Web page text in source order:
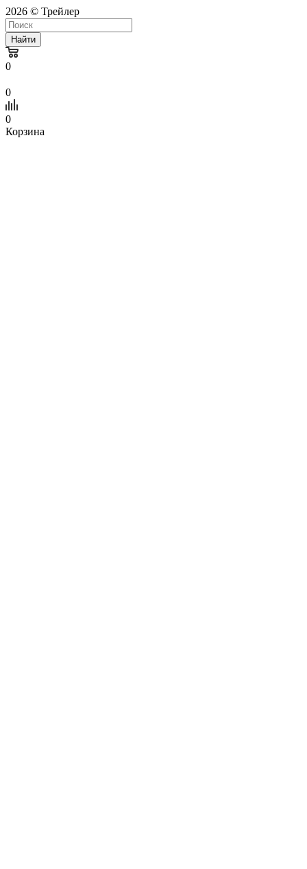
2026 © Трейлер
Найти
0
0
0
Корзина